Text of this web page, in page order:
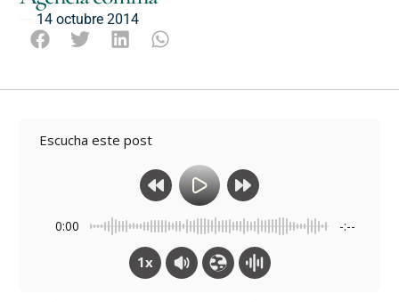
14 octubre 2014
Escucha este post
0:00 -:--
1x